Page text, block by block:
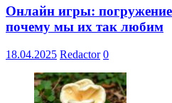
Онлайн игры:
почему мы их так любим
18.04.2025 Redactor 0